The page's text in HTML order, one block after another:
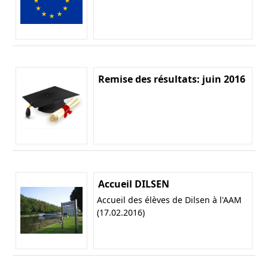
Remise des résultats: juin 2016
Accueil DILSEN
Accueil des élèves de Dilsen à l'AAM
(17.02.2016)